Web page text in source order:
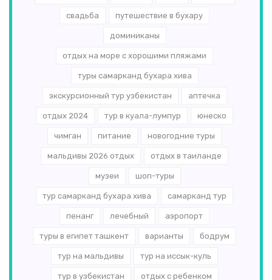
свадьба путешествие в бухару
доминиканы
отдых на море с хорошими пляжами
туры самарканд бухара хива
экскурсионный тур узбекистан аптечка
отдых 2024 тур в куала-лумпур юнеско
чимган питание новогодние туры
мальдивы 2026 отдых отдых в таиланде
музеи шоп-туры
тур самарканд бухара хива самарканд тур
пенанг лечебный аэропорт
туры в египет ташкент варианты бодрум
тур на мальдивы тур на иссык-куль
тур в узбекистан отдых с ребенком